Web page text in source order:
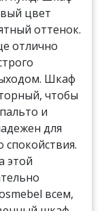
цвет
оттенок.
отлично
Шкаф
чтобы
и
для
спокойствия.
этой
всем,